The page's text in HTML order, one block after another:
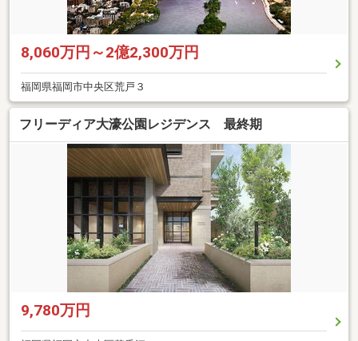
8,060万円～2億2,300万円
福岡県福岡市中央区荒戸３
フリーディア大濠公園レジデンス 最終期
9,780万円